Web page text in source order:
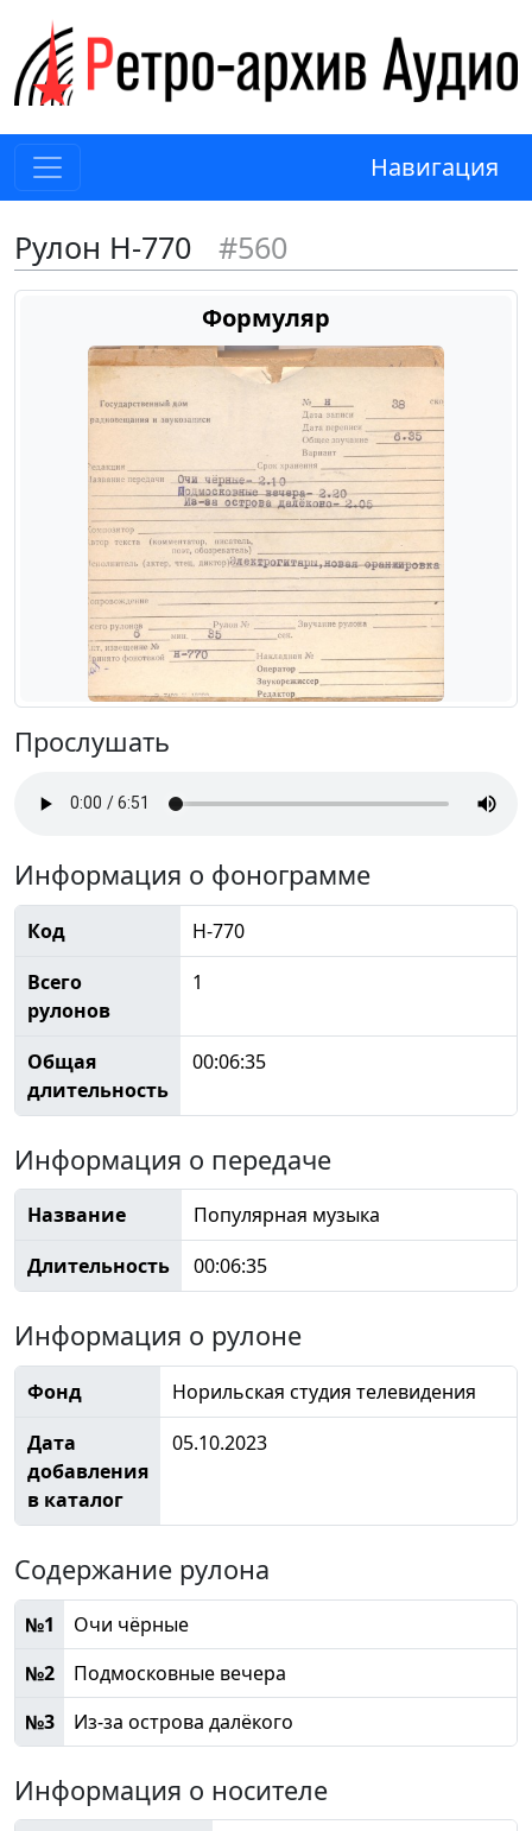
Навигация
Рулон Н-770 #560
Формуляр
Прослушать
Информация о фонограмме
Код
Н-770
Всего
рулонов
1
Общая
длительность
00:06:35
Информация о передаче
Название
Популярная музыка
Длительность
00:06:35
Информация о рулоне
Фонд
Норильская студия телевидения
Дата
добавления
в каталог
05.10.2023
Содержание рулона
№1
Очи чёрные
№2
Подмосковные вечера
№3
Из-за острова далёкого
Информация о носителе